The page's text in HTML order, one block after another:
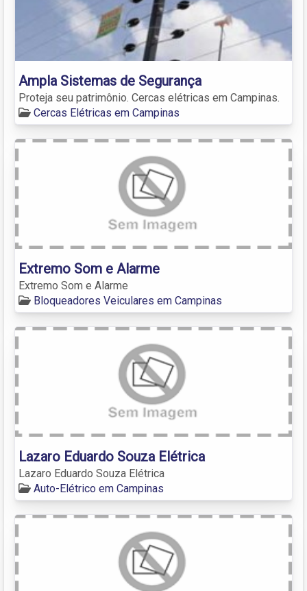
Ampla Sistemas de Segurança
Proteja seu patrimônio. Cercas elétricas em Campinas.
Cercas Elétricas em Campinas
Extremo Som e Alarme
Extremo Som e Alarme
Bloqueadores Veiculares em Campinas
Lazaro Eduardo Souza Elétrica
Lazaro Eduardo Souza Elétrica
Auto-Elétrico em Campinas